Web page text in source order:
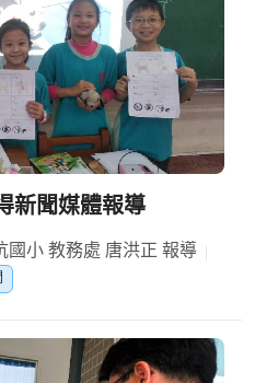
新聞媒體報導
國小 教務處 唐洪正 報導